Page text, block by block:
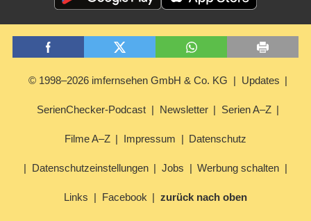
© 1998–2026 imfernsehen GmbH & Co. KG Updates
SerienChecker-Podcast Newsletter Serien A–Z
Filme A–Z Impressum Datenschutz
Datenschutzeinstellungen Jobs Werbung schalten
Links Facebook zurück nach oben